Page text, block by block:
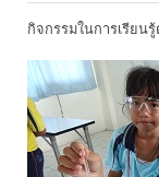
กิจกรรมในการเรียน